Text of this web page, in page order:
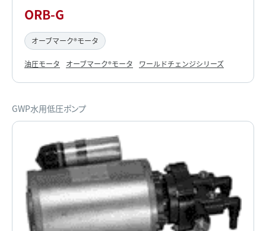
ORB-G
オーブマーク®モータ
油圧モータ オーブマーク®モータ ワールドチェンジシリーズ
GWP水用低圧ポンプ